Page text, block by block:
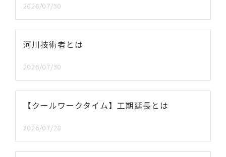
2026/07/30
河川技術者とは
2026/07/30
【クールワークタイム】工期延長とは
2026/07/28